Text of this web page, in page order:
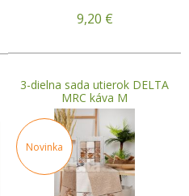
9,20 €
3-dielna sada utierok DELTA
MRC káva M
Novinka